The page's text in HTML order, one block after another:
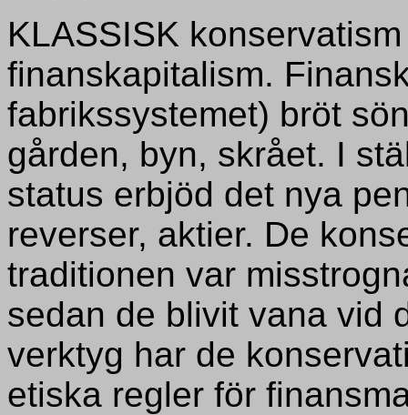
KLASSISK
finanskapitalism.
fabrikssystemet) bröt
gården, byn, skrået. I
status erbjöd det nya
reverser, aktier. De
traditionen var
sedan de blivit vana vid
verktyg har de
etiska regler för